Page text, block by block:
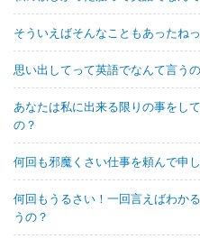
そういえばそんなこともあったね
思い出してって英語でなんて言う
あなたは私に出来る限りの事をし
の？
何回も邪魔くさい仕事を頼んで申
何回もうるさい！一回言えばわか
うの？